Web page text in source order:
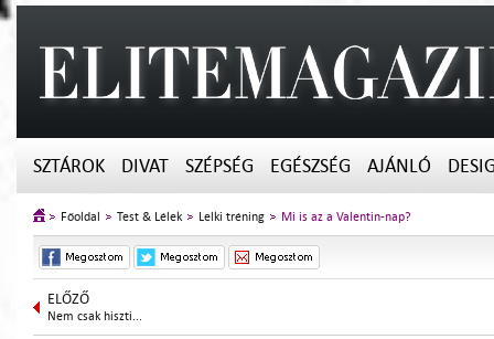
SZTÁROK DIVAT SZÉPSÉG EGÉSZSÉG AJÁNLÓ
Főoldal Test & Lélek Lelki tréning Mi is az a Valentin-nap?
ELŐZŐ
Nem csak hiszti...